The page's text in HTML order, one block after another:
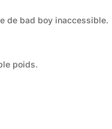
de bad boy inaccessible.
poids.